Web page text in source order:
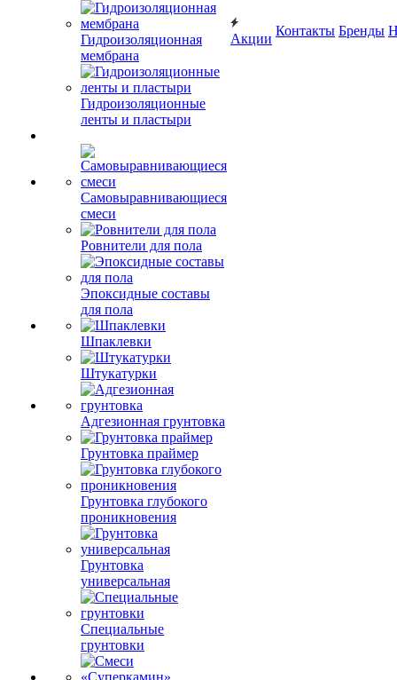
Гидроизоляционная
мембрана
Гидроизоляционные
ленты и пластыри
Самовыравнивающиеся
смеси
Ровнители для пола
Эпоксидные составы
для пола
Шпаклевки
Штукатурки
Адгезионная грунтовка
Грунтовка праймер
Грунтовка глубокого
проникновения
Грунтовка
универсальная
Специальные
грунтовки
Акции
Контакты Бренды